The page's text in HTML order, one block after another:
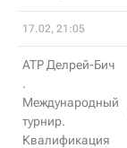
17.02, 21:05
ATP Делрей-Бич
.
Международный
турнир.
Квалификация